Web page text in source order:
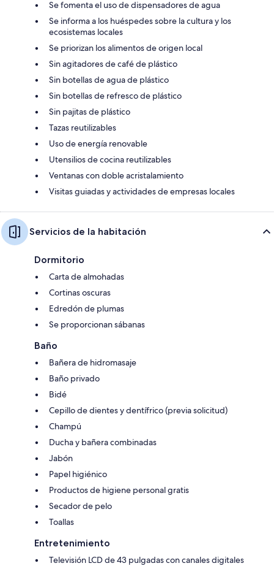
Se fomenta el uso de dispensadores de agua
Se informa a los huéspedes sobre la cultura y los
ecosistemas locales
Se priorizan los alimentos de origen local
Sin agitadores de café de plástico
Sin botellas de agua de plástico
Sin botellas de refresco de plástico
Sin pajitas de plástico
Tazas reutilizables
Uso de energía renovable
Utensilios de cocina reutilizables
Ventanas con doble acristalamiento
Visitas guiadas y actividades de empresas locales
Servicios de la habitación
Dormitorio
Carta de almohadas
Cortinas oscuras
Edredón de plumas
Se proporcionan sábanas
Baño
Bañera de hidromasaje
Baño privado
Bidé
Cepillo de dientes y dentífrico (previa solicitud)
Champú
Ducha y bañera combinadas
Jabón
Papel higiénico
Productos de higiene personal gratis
Secador de pelo
Toallas
Entretenimiento
Televisión LCD de 43 pulgadas con canales digitales